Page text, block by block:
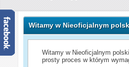
Witamy w Nieoficjalnym
Witamy w Nieoficjalnym
prosty proces w którym